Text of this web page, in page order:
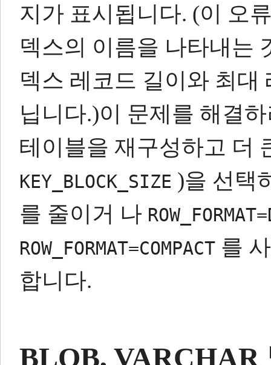
지가 표시됩니다. (이 오
덱스의 이름을 나타내는
덱스 레코드 길이와 최대
닙니다.)이 문제를 해결
테이블을 재구성하고 더
KEY_BLOCK_SIZE )을 선택
를 줄이거 나
ROW_FORMAT=COMPACT 를
합니다.
BLOB, VARCHAR